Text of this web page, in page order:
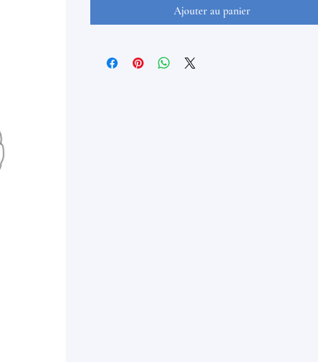
Ajouter au panier